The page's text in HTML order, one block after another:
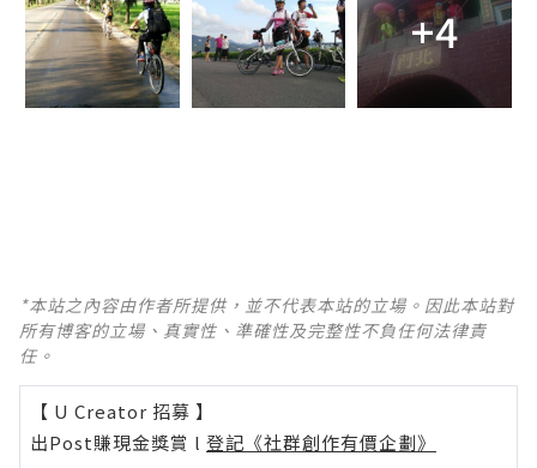
+4
*本站之內容由作者所提供，並不代表本站的立場。因此本站對
所有博客的立場、真實性、準確性及完整性不負任何法律責
任。
【 U Creator 招募 】
出Post賺現金獎賞 l 登記《社群創作有價企劃》